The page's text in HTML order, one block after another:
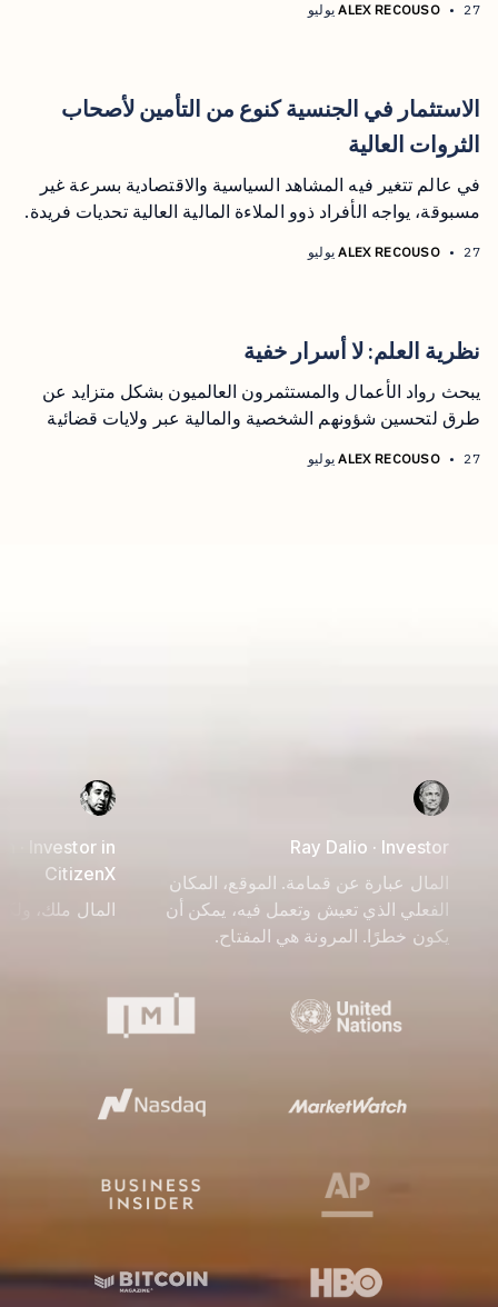
ALEX RECOUSO • 27 يوليو
الاستثمار في الجنسية كنوع من التأمين لأصحاب
الثروات العالية
في عالم تتغير فيه المشاهد السياسية والاقتصادية بسرعة غير
مسبوقة، يواجه الأفراد ذوو الملاءة المالية العالية تحديات فريدة.
ALEX RECOUSO • 27 يوليو
نظرية العلم: لا أسرار خفية
يبحث رواد الأعمال والمستثمرون العالميون بشكل متزايد عن
طرق لتحسين شؤونهم الشخصية والمالية عبر ولايات قضائية
ALEX RECOUSO • 27 يوليو
Ray Dalio · Investor
المال عبارة عن قمامة. الموقع، المكان
الفعلي الذي تعيش وتعمل فيه، يمكن أن
يكون خطرًا. المرونة هي المفتاح.
· Investor in
CitizenX
المال ملك،